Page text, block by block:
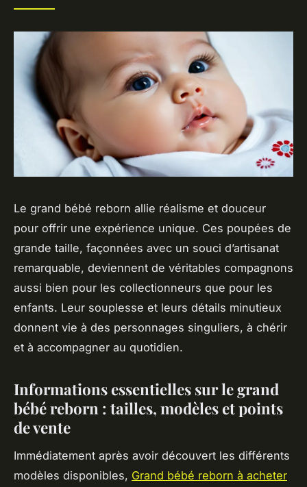
Le grand bébé reborn allie réalisme et douceur
pour offrir une expérience unique. Ces poupées de
grande taille, façonnées avec un souci d’artisanat
remarquable, deviennent de véritables compagnons
aussi bien pour les collectionneurs que pour les
enfants. Leur souplesse et leurs détails minutieux
donnent vie à des personnages singuliers, à chérir
et à accompagner au quotidien.
Informations essentielles sur le grand
bébé reborn : tailles, modèles et points
de vente
Immédiatement après avoir découvert les différents
modèles disponibles, Grand bébé reborn à acheter